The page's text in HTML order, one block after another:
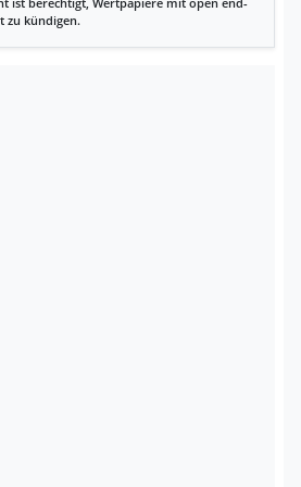
zu kündigen.